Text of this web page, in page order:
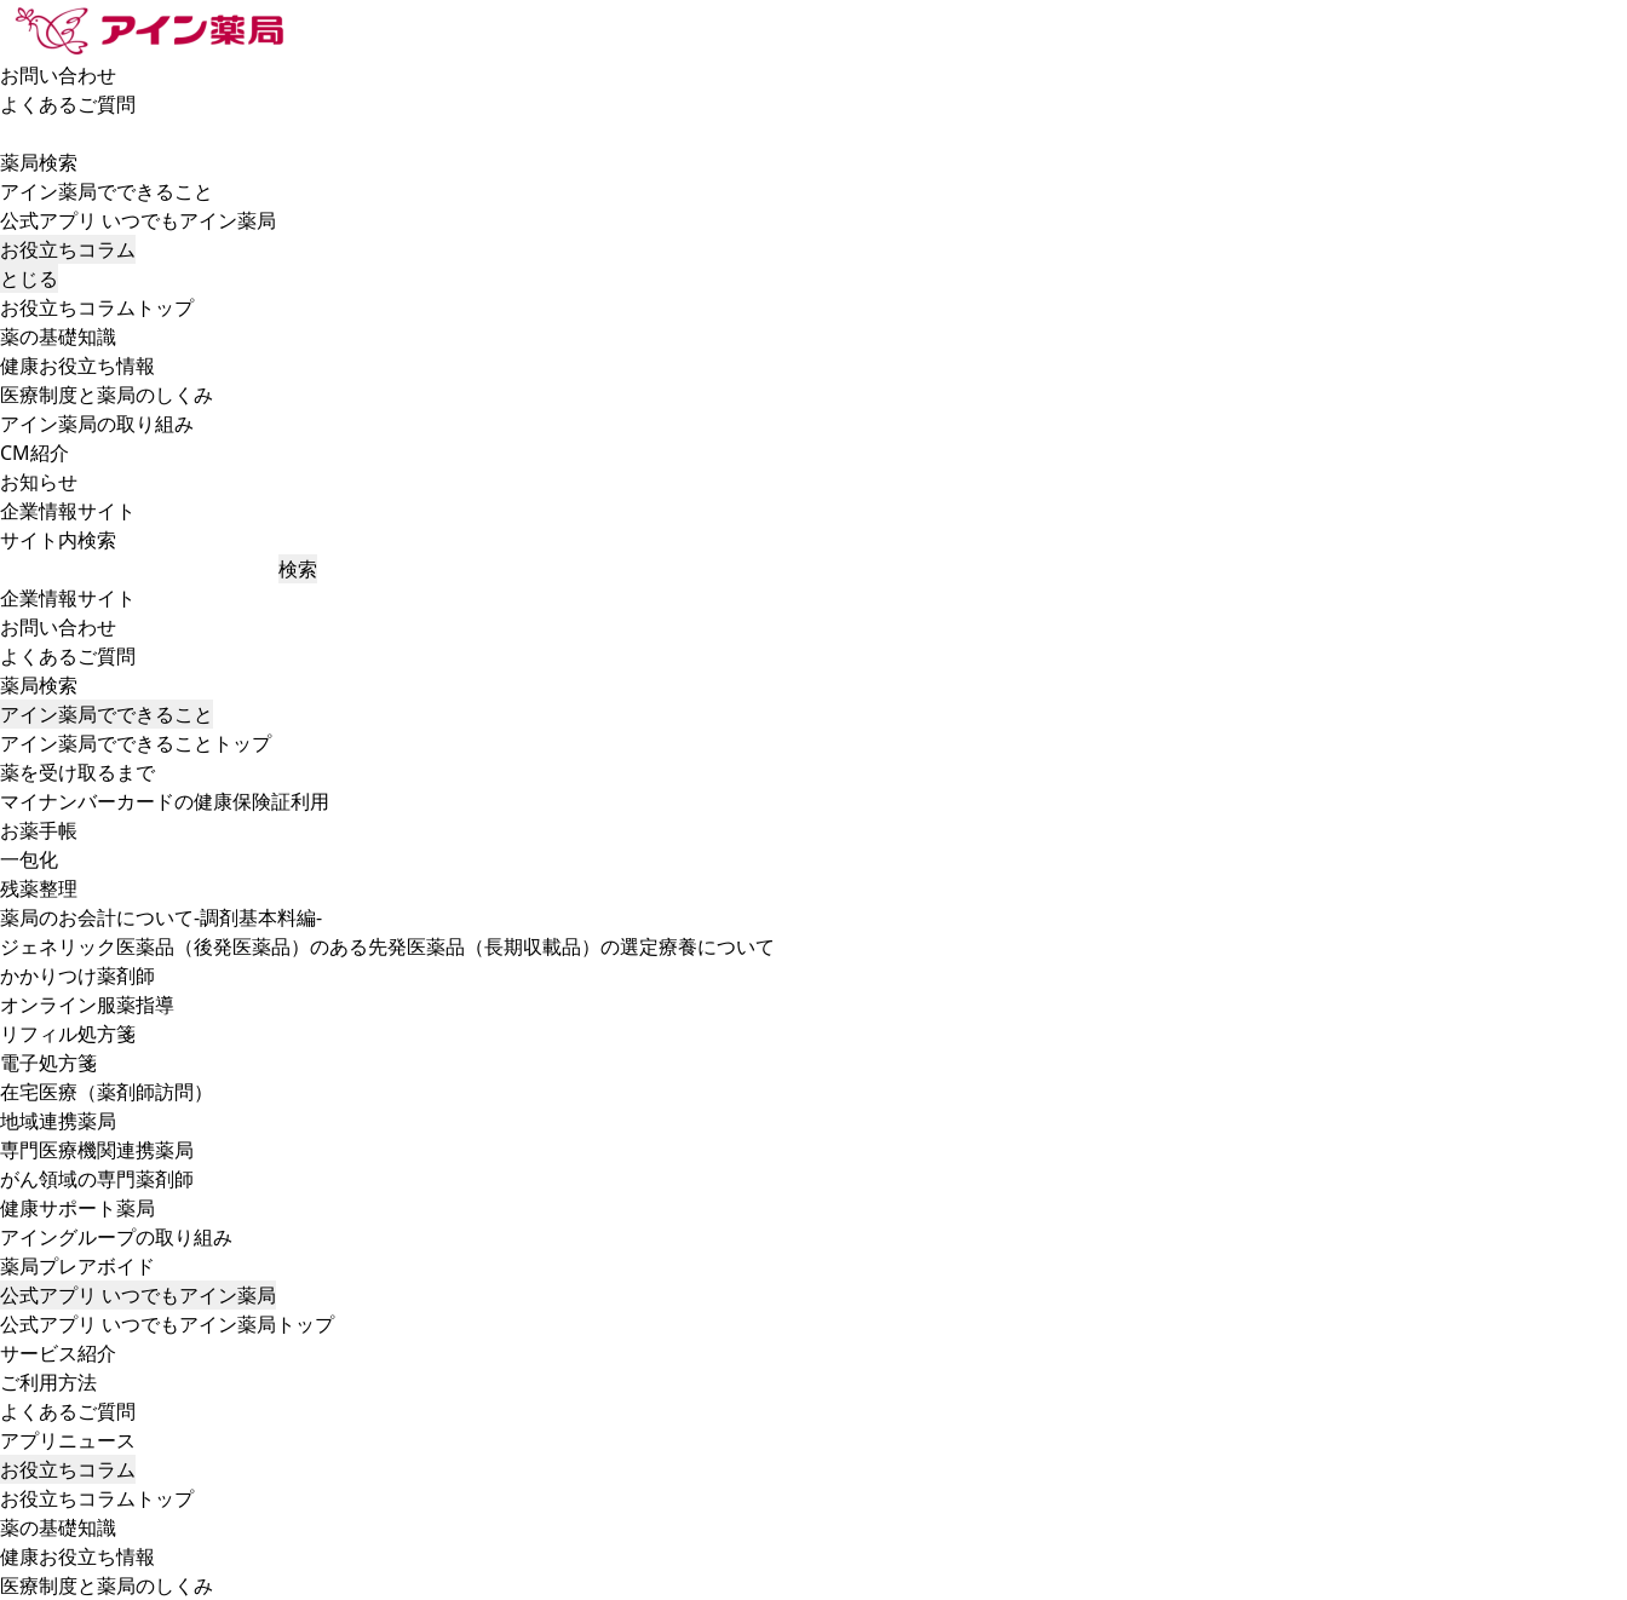
お問い合わせ
よくあるご質問
薬局検索
アイン薬局でできること
公式アプリ いつでもアイン薬局
お役立ちコラム
とじる
お役立ちコラムトップ
薬の基礎知識
健康お役立ち情報
医療制度と薬局のしくみ
アイン薬局の取り組み
CM紹介
お知らせ
企業情報サイト
サイト内検索
検索
企業情報サイト
お問い合わせ
よくあるご質問
薬局検索
アイン薬局でできること
アイン薬局でできることトップ
薬を受け取るまで
マイナンバーカードの健康保険証利用
お薬手帳
一包化
残薬整理
薬局のお会計について-調剤基本料編-
ジェネリック医薬品（後発医薬品）のある先発医薬品（長期収載品）の選定療養について
かかりつけ薬剤師
オンライン服薬指導
リフィル処方箋
電子処方箋
在宅医療（薬剤師訪問）
地域連携薬局
専門医療機関連携薬局
がん領域の専門薬剤師
健康サポート薬局
アイングループの取り組み
薬局プレアボイド
公式アプリ いつでもアイン薬局
公式アプリ いつでもアイン薬局トップ
サービス紹介
ご利用方法
よくあるご質問
アプリニュース
お役立ちコラム
お役立ちコラムトップ
薬の基礎知識
健康お役立ち情報
医療制度と薬局のしくみ